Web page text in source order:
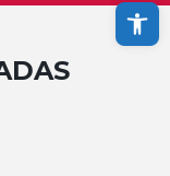
Abrir a barra de ferramentas